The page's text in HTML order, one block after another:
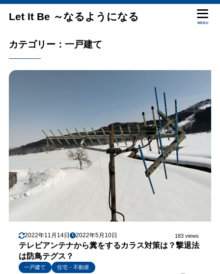
Let It Be ～なるようになる
MENU
カテゴリー：一戸建て
2022年11月14日 2022年5月10日 183 views
テレビアンテナから糞をするカラス対策は？撃退法
は防鳥テグス？
一戸建て
住宅・不動産